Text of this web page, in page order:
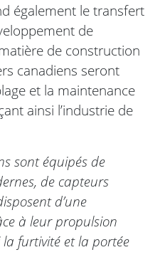
également le transfert
de
de construction
canadiens seront
et la maintenance
ainsi l’industrie de
sont équipés de
de capteurs
d’une
à leur propulsion
furtivité et la portée